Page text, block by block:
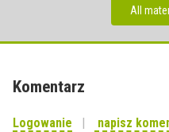
All
Komentarz
Logowanie napisz